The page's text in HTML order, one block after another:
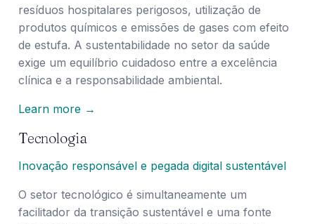
resíduos hospitalares perigosos, utilização de
produtos químicos e emissões de gases com efeito
de estufa. A sustentabilidade no setor da saúde
exige um equilíbrio cuidadoso entre a excelência
clínica e a responsabilidade ambiental.
Learn more →
Tecnologia
Inovação responsável e pegada digital sustentável
O setor tecnológico é simultaneamente um
facilitador da transição sustentável e uma fonte